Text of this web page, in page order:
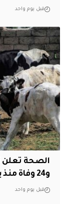
قبل يوم واحد
و24 وفاة منذ بداية العام الجاري
قبل يوم واحد